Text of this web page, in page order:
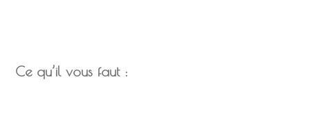
Ce qu’il vous faut :